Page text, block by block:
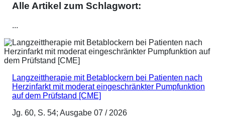
Alle Artikel zum Schlagwort:
...
Langzeittherapie mit Betablockern bei Patienten nach
Herzinfarkt mit moderat eingeschränkter Pumpfunktion
auf dem Prüfstand [CME]
Jg. 60, S. 54; Ausgabe 07 / 2026